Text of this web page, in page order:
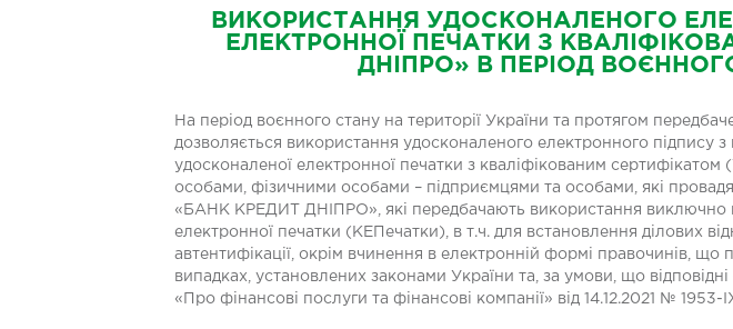
ВИКОРИСТАННЯ УДОСКОНАЛЕНОГО
ЕЛЕКТРОННОЇ ПЕЧАТКИ З
ДНІПРО» В ПЕРІОД
На період воєнного стану на території України та протягом
дозволяється використання удосконаленого електронного підпису
удосконаленої електронної печатки з кваліфікованим
особами, фізичними особами – підприємцями та особами, які
«БАНК КРЕДИТ ДНІПРО», які передбачають використання виключно
електронної печатки (КЕПечатки), в т.ч. для встановлення ділових
автентифікації, окрім вчинення в електронній формі правочинів,
випадках, установлених законами України та, за умови, що
«Про фінансові послуги та фінансові компанії» від 14.12.2021 №